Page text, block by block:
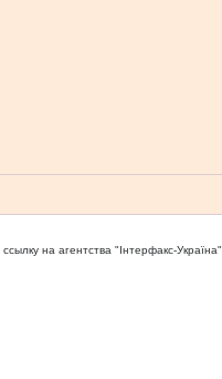
на агентства "Iнтерфакс-